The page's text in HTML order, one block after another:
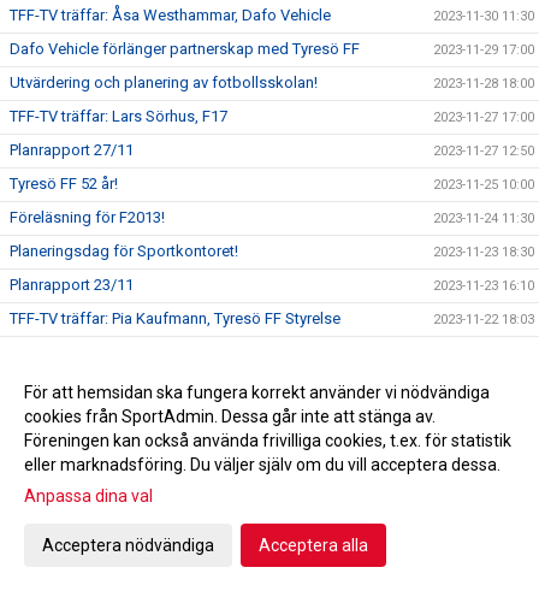
TFF-TV träffar: Åsa Westhammar, Dafo Vehicle 2023-11-30 11:30
Dafo Vehicle förlänger partnerskap med Tyresö FF 2023-11-29 17:00
Utvärdering och planering av fotbollsskolan! 2023-11-28 18:00
TFF-TV träffar: Lars Sörhus, F17 2023-11-27 17:00
Planrapport 27/11 2023-11-27 12:50
Tyresö FF 52 år! 2023-11-25 10:00
Föreläsning för F2013! 2023-11-24 11:30
Planeringsdag för Sportkontoret! 2023-11-23 18:30
Planrapport 23/11 2023-11-23 16:10
TFF-TV träffar: Pia Kaufmann, Tyresö FF Styrelse 2023-11-22 18:03
TFF-TV träffar: David Othérus, Tyresö FF Herr 2023-11-21 17:28
ST-CUPEN NÄRMAR SIG! 2023-11-20 18:10
Ledaravslutning
En rödgul jul!
Dragning Andelslotteriet
För att hemsidan ska fungera korrekt använder vi nödvändiga
cookies från SportAdmin. Dessa går inte att stänga av.
Föreningen kan också använda frivilliga cookies, t.ex. för statistik
eller marknadsföring. Du väljer själv om du vill acceptera dessa.
Anpassa dina val
Acceptera nödvändiga Acceptera alla